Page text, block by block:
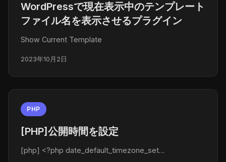
WordPressで現在表示中のテンプレート
ファイル名を表示させるプラグイン
Show Current Template
2023年10月2日
PHP
[PHP]公開時間を設定
[php] <?php date_default_timezone_set…